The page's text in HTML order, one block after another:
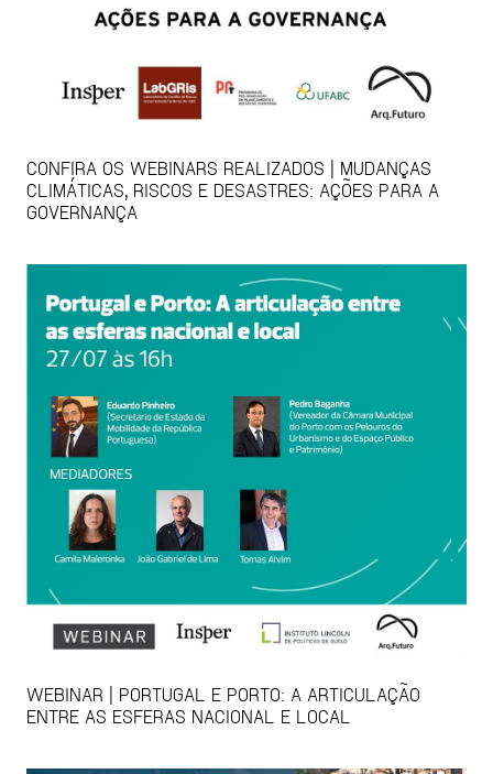
CONFIRA OS WEBINARS REALIZADOS | MUDANÇAS
CLIMÁTICAS, RISCOS E DESASTRES: AÇÕES PARA A
GOVERNANÇA
WEBINAR | PORTUGAL E PORTO: A ARTICULAÇÃO
ENTRE AS ESFERAS NACIONAL E LOCAL